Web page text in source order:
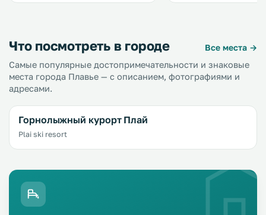
бесплатная частная парковка на
имеется прокат
Что посмотреть в городе
Все места →
Самые популярные достопримечательности и знаковые
места города Плавье — с описанием, фотографиями и
адресами.
Горнолыжный курорт Плай
Plai ski resort